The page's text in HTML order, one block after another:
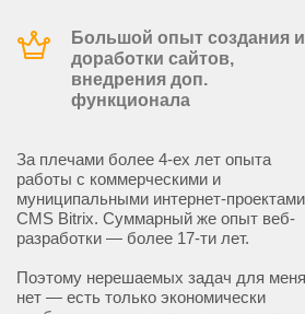
Большой опыт создания и
доработки сайтов,
внедрения доп.
функционала
За плечами более 4-ех лет опыта
работы с коммерческими и
муниципальными интернет-
CMS Bitrix. Суммарный же опыт веб-
разработки — более 17-ти лет.
Поэтому нерешаемых задач для меня
нет — есть только экономически